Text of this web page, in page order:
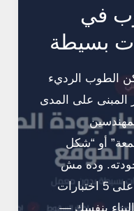
في
الطوب الرديء
على المدى
أو “شكل
وده مش
كفاية. في الدليل ده، هنعرفك على 5 اختبارات
بنفسك —